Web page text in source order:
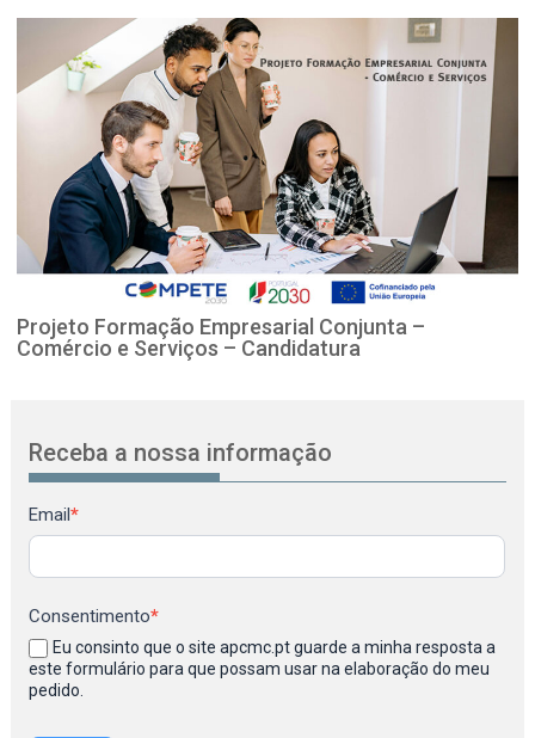
Projeto Formação Empresarial Conjunta –
Comércio e Serviços – Candidatura
Receba a nossa informação
Newsletter
Email*
Consentimento*
Eu consinto que o site apcmc.pt guarde a minha resposta a
este formulário para que possam usar na elaboração do meu
pedido.